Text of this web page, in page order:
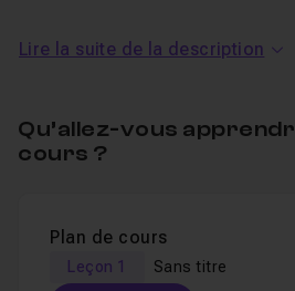
le sol
Ce tutoriel est d'un niveau moyen.
j'explique pas à pas chaque
fait avecAfter Effects CS6
Lire la suite de la description
Qu’allez-vous
cours ?
Plan de cours
Leçon 1 Sans titre